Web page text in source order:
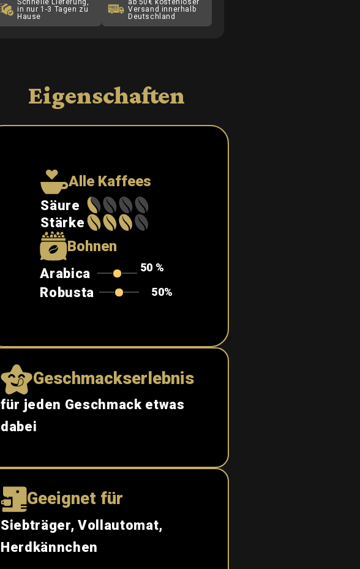
Schnelle Lieferung,
in nur 1-3 Tagen zu
Hause
ab 50€ kostenloser
Versand innerhalb
Deutschland
Eigenschaften
Alle Kaffees
Säure
Stärke
Bohnen
Arabica 50 %
Robusta 50%
Geschmackserlebnis
für jeden Geschmack etwas
dabei
Geeignet für
Siebträger, Vollautomat,
Herdkännchen